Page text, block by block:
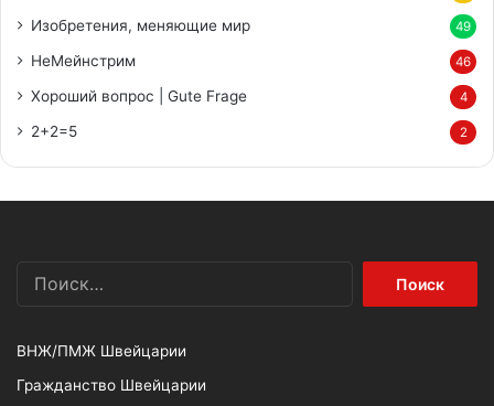
Изобретения, меняющие мир 49
НеМейнстрим 46
Хороший вопрос | Gute Frage 4
2+2=5 2
ВНЖ/ПМЖ Швейцарии
Гражданство Швейцарии